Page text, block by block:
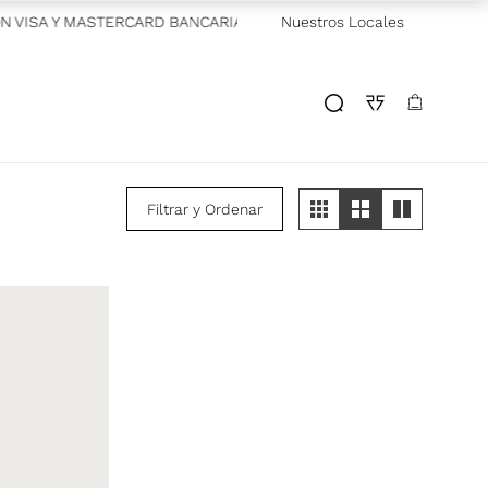
Y MASTERCARD BANCARIAS GRAN BARATA! POR
Nuestros Locales
Filtrar y Ordenar